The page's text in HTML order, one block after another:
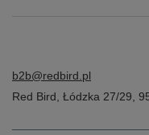
b2b@redbird.pl
Red Bird Łódzka 27/29